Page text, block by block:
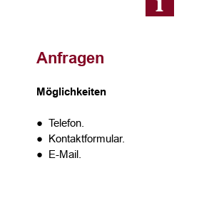
Anfragen
Möglichkeiten
● Telefon.
● Kontaktformular.
● E-Mail.